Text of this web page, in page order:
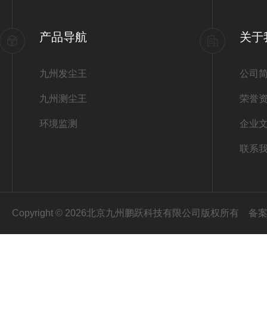
产品导航
九州发尘王
九州测尘王
环境监测
关于
公司
荣誉
企业
联系
Copyright © 2026北京九州鹏跃科技有限公司版权所有 备